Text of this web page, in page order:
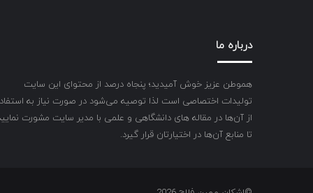
درباره ما
هموطن عزیز خوش آمیدید؛ پنجاه درصد از محتوای این سایت
تولیدات اختصاصی است لذا توصیه می‌شود در صورت نیاز به
از آن‌ها در مقاله های دانشگاهی و علمی با مدیر سایت مشورت
تا منابع آن‌ها در اختیارتان قرار گیرد.